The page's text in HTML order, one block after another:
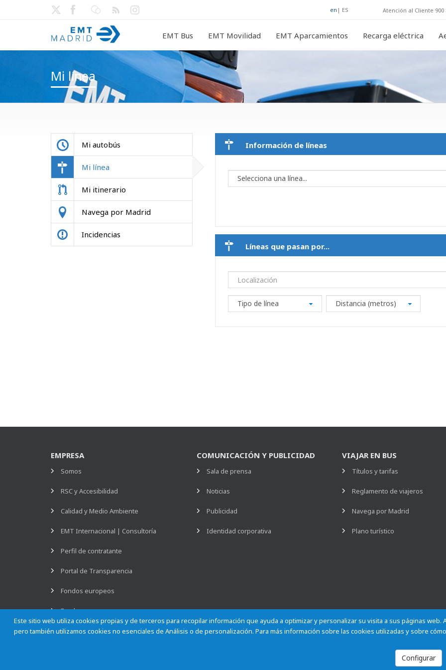
en | ES Atención al Cliente 900
EMT Bus EMT Movilidad EMT Aparcamientos Recarga eléctrica
Mi línea
Mi autobús
Mi línea
Mi itinerario
Navega por Madrid
Incidencias
Información de líneas
Líneas que pasan por...
Este sitio web utiliza cookies propias y de terceros para recopilar información que ayuda a optimizar y personalizar su visita a sus páginas
pero también utilizamos cookies no esenciales de Análisis o de personalización. Para más información sobre las cookies utilizadas y sobre
Configurar
EMPRESA
Somos
RSC y Accesibilidad
Calidad y Medio Ambiente
EMT Internacional | Consultoría
Perfil de contratante
Portal de Transparencia
Fondos europeos
Empleo
COMUNICACIÓN Y PUBLICIDAD
Sala de prensa
Noticias
Publicidad
Identidad corporativa
VIAJAR EN BUS
Títulos y tarifas
Reglamento de viajeros
Navega por Madrid
Plano turístico
Privacidad
Contactar